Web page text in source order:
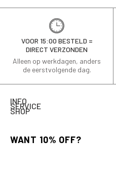
VOOR 15:00 BESTELD =
DIRECT VERZONDEN
Alleen op werkdagen, anders
de eerstvolgende dag.
INFO
SERVICE
SHOP